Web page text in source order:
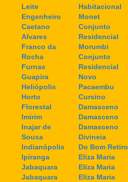
Leite
Engenheiro
Caetano
Alvares
Franco da
Rocha
Furnas
Guapira
Heliópolis
Horto
Florestal
Imirim
Inajar de
Sousa
Indianópolis
Ipiranga
Jabaquara
Jabaquara
Habitacional
Monet
Conjunto
Residencial
Morumbi
Conjunto
Residencial
Novo
Pacaembu
Cursino
Damasceno
Damasceno
Damasceno
Divineia
Do Bom Retiro
Eliza Maria
Eliza Maria
Eliza Maria